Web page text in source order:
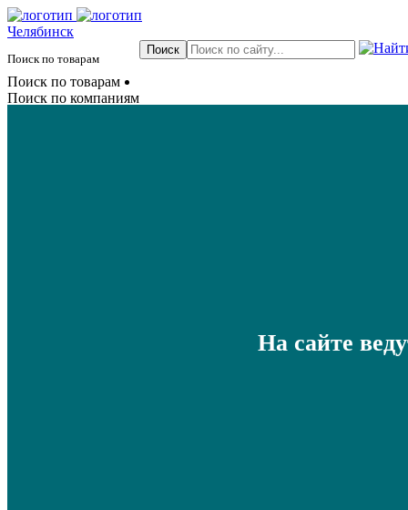
Челябинск
Поиск по товарам
Поиск по товарам
Поиск по компаниям
На сайте